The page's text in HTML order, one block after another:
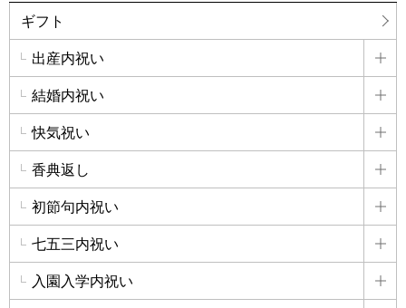
ギフト
出産内祝い
詳
結婚内祝い
詳
快気祝い
詳
香典返し
詳
初節句内祝い
詳
七五三内祝い
詳
入園入学内祝い
詳